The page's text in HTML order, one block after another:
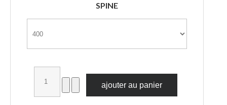
SPINE